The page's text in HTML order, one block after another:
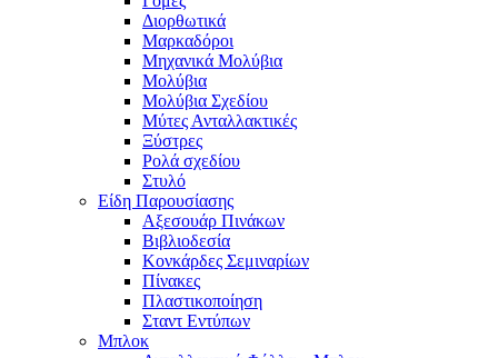
Διορθωτικά
Μαρκαδόροι
Μηχανικά Μολύβια
Μολύβια
Μολύβια Σχεδίου
Μύτες Ανταλλακτικές
Ξύστρες
Ρολά σχεδίου
Στυλό
Είδη Παρουσίασης
Αξεσουάρ Πινάκων
Βιβλιοδεσία
Κονκάρδες Σεμιναρίων
Πίνακες
Πλαστικοποίηση
Σταντ Εντύπων
Μπλοκ